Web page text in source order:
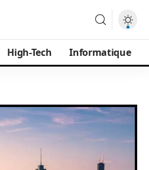
High-Tech Informatique